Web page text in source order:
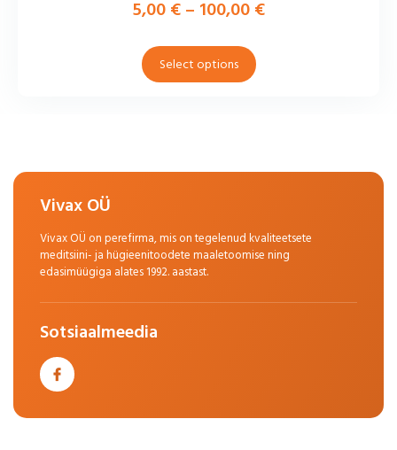
5,00€– 100,00€
Select options
Vivax OÜ
Vivax OÜ on perefirma, mis on tegelenud kvaliteetsete
meditsiini- ja hügieenitoodete maaletoomise ning
edasimüügiga alates 1992. aastast.
Sotsiaalmeedia